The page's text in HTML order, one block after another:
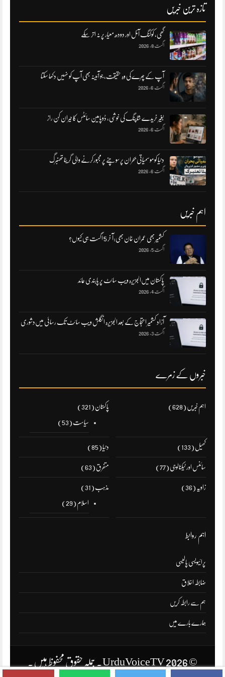
تازہ ترین خبریں
گھی، کوکنگ آئل اور دودھ معیار پر نہ اتر سکے
اگست 8, 2026
آپ کے چہرے کی وہ حقیقت، جو آئینہ بھی آپ کو نہیں دکھا سکتا
اگست 6, 2026
بغیر خریدے شاپنگ کی خوشی، ڈوپامین سائٹس کا حیران کن راز
اگست 6, 2026
دنیا کو موسمیاتی بحران پر سوچنے پر مجبورکرنے والی گریٹا تھنبرگ
اگست 6, 2026
اہم خبریں
کشمیر بھی عمران خان بھی:آ خر 5 اگست ہی کیوں؟
اگست 5, 2026
پاکستان میں‌الجزیرہ ویب سائٹ پر پابندی عائد
اگست 4, 2026
آزاد کشمیر احتجاج کے بعد الجزیرہ انگلش ویب سائٹ تک رسائی میں‌دشوری
اگست 3, 2026
خبروں کے زمرے
اہم خبریں(628) پاکستان(321)
سیاست(53)
کھیل(133) دنیا(85)
سائنس اور ٹیکنالوجی(77) متفرق(63)
زاویہ (36) مذہب(31)
اسلام (29)
اہم روابط
پرائیویسی پالیسی
ضابطہ اخلاق
ہم سے رابطہ کریں
ہمارے بارے میں
© 2026 UrduVoiceTV۔ جملہ حقوق محفوظ ہیں۔